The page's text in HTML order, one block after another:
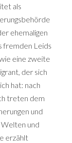
als
ehemaligen
fremden Leids
eine zweite
der sich
hat: nach
treten dem
und
und
erzählt